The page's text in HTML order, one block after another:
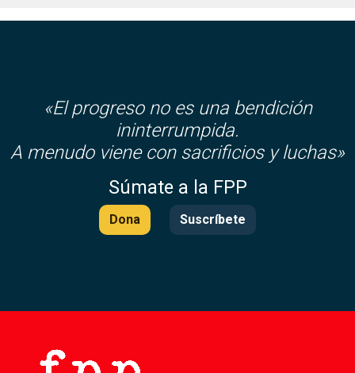
«El progreso no es una bendición
ininterrumpida.
A menudo viene con sacrificios y luchas»
Súmate a la FPP
Dona Suscríbete